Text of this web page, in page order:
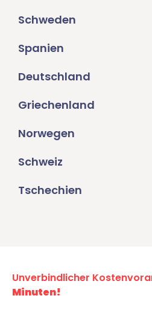
Schweden
Spanien
Deutschland
Griechenland
Norwegen
Schweiz
Tschechien
Unverbindlicher
Minuten!